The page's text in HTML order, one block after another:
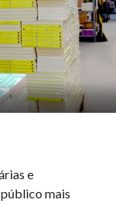
e
mais